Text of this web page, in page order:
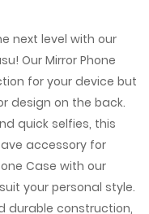
next level with our
Our Mirror Phone
for your device but
design on the back.
quick selfies, this
accessory for
Case with our
your personal style.
durable construction,